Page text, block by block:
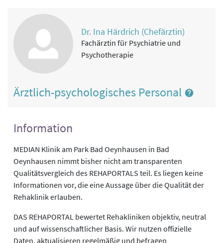
Dr. Ina Härdrich (Chefärztin)
Fachärztin für Psychiatrie und
Psychotherapie
Ärztlich-psychologisches Personal
Information
MEDIAN Klinik am Park Bad Oeynhausen in Bad
Oeynhausen nimmt bisher nicht am transparenten
Qualitätsvergleich des REHAPORTALS teil. Es liegen keine
Informationen vor, die eine Aussage über die Qualität der
Rehaklinik erlauben.
DAS REHAPORTAL bewertet Rehakliniken objektiv, neutral
und auf wissenschaftlicher Basis. Wir nutzen offizielle
Daten, aktualisieren regelmäßig und befragen